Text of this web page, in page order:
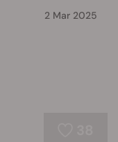
2 Mar 2025